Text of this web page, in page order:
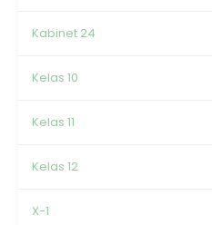
Kabinet 24
Kelas 10
Kelas 11
Kelas 12
X-1